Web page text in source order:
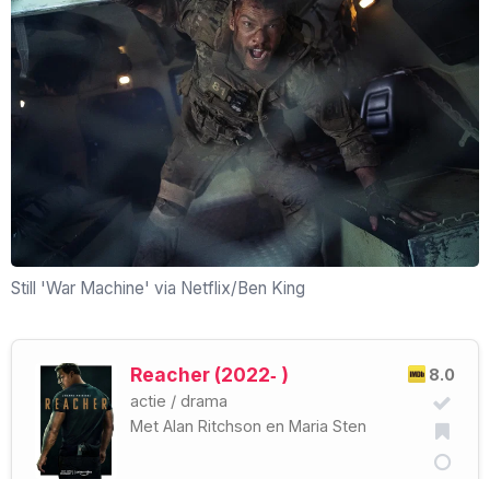
Still 'War Machine' via Netflix/Ben King
8.0
Reacher (2022‑ )
actie / drama
Met Alan Ritchson en Maria Sten